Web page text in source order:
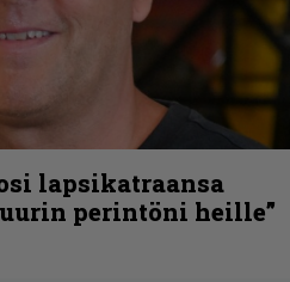
lapsikatraansa
perintöni heille”